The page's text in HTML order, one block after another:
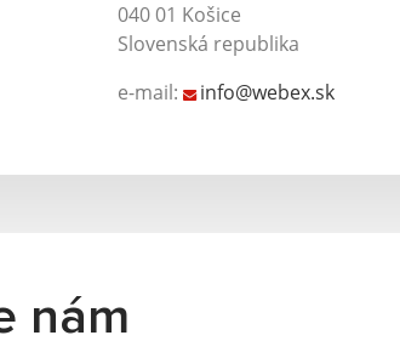
040 01 Košice
Slovenská republika
e-mail:
info@webex.sk
nám